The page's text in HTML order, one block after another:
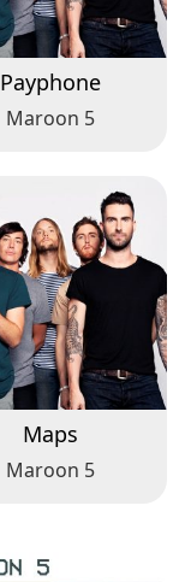
Payphone
Maroon 5
Maps
Maroon 5